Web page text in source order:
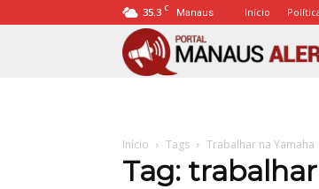
35.3 C Manaus Início
Início Tags Trabalhar na Yamaha
Tag: